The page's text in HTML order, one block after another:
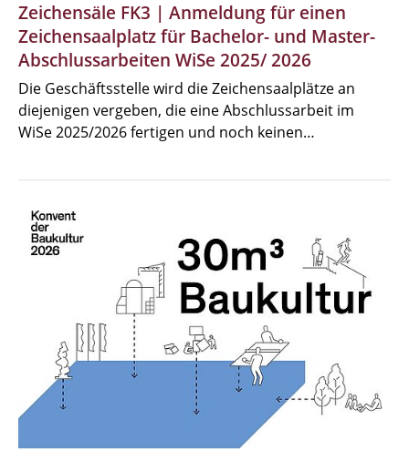
Zeichensäle FK3 | Anmeldung für einen
Zeichensaalplatz für Bachelor- und Master-
Abschlussarbeiten WiSe 2025/ 2026
Die Geschäftsstelle wird die Zeichensaalplätze an
diejenigen vergeben, die eine Abschlussarbeit im
WiSe 2025/2026 fertigen und noch keinen…